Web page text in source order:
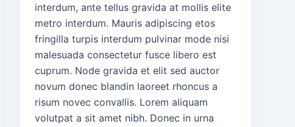
interdum, ante tellus gravida at mollis elite
metro interdum. Mauris adipiscing etos
fringilla turpis interdum pulvinar mode nisi
malesuada consectetur fusce libero est
cuprum. Node gravida et elit sed auctor
novum donec blandin laoreet rhoncus a
risum novec convallis. Lorem aliquam
volutpat a sit amet nibh. Donec in urna